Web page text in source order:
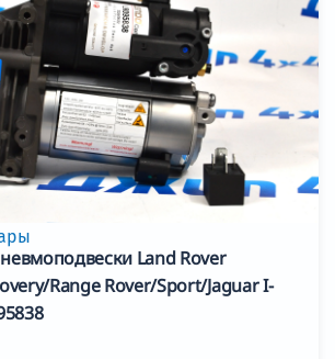
Land Rover
Range Rover/Sport/Jaguar I-